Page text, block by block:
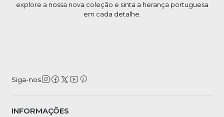
explore a nossa nova coleção e sinta a herança portuguesa
em cada detalhe.
Siga-nos
INFORMAÇÕES